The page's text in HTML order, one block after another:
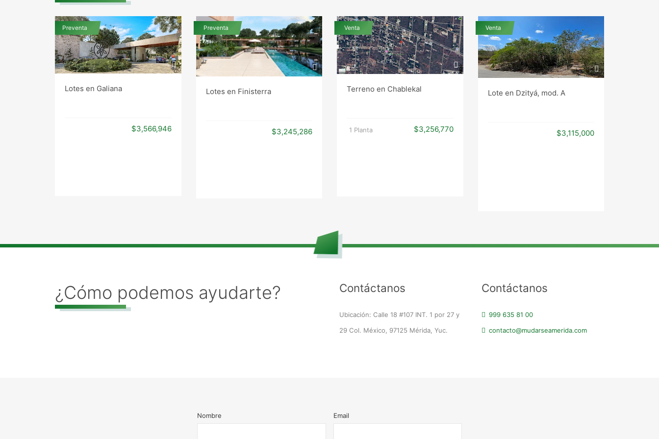
Preventa
Lotes en Galiana
$3,566,946
Preventa
Lotes en Finisterra
$3,245,286
Venta
Terreno en Chablekal
1 Planta $3,256,770
Venta
Lote en Dzityá, mod. A
$3,115,000
¿Cómo podemos ayudarte? Contáctanos
Ubicación: Calle 18 #107 INT. 1 por 27 y
29 Col. México, 97125 Mérida, Yuc.
Contáctanos
999 635 81 00
contacto@mudarseamerida.com
Nombre Email